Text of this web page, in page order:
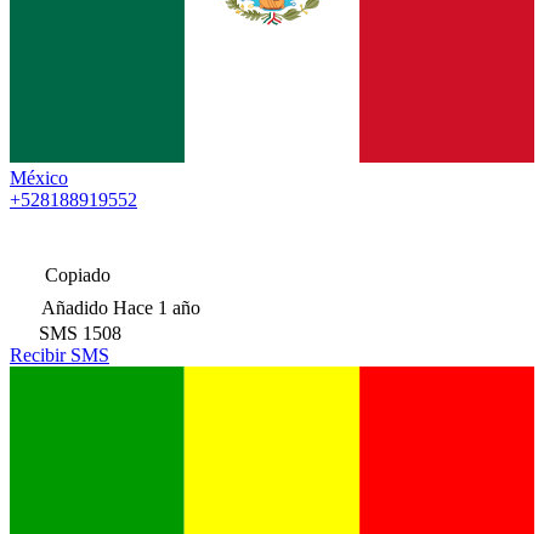
México
+528188919552
Copiado
Añadido Hace 1 año
SMS 1508
Recibir SMS